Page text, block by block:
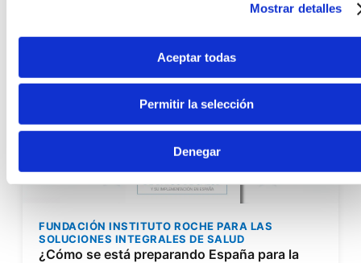
Mostrar detalles
Aceptar todas
Permitir la selección
Denegar
FUNDACIÓN INSTITUTO ROCHE PARA LAS
SOLUCIONES INTEGRALES DE SALUD
¿Cómo se está preparando España para la